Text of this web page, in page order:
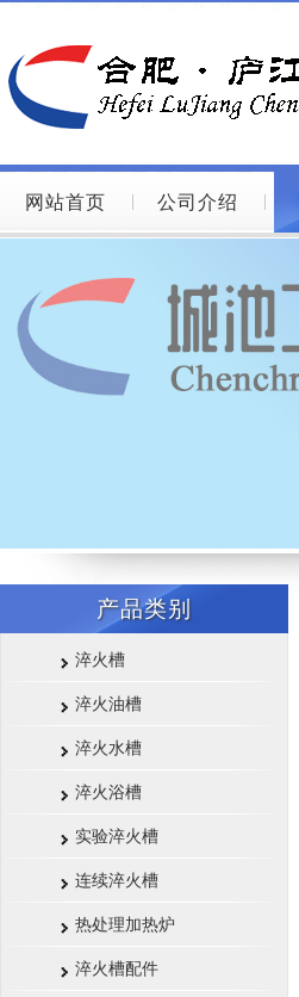
网站首页 公司介绍
产品类别
淬火槽
淬火油槽
淬火水槽
淬火浴槽
实验淬火槽
连续淬火槽
热处理加热炉
淬火槽配件